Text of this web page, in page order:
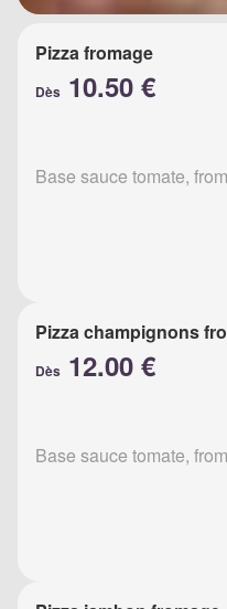
Pizza fromage
Dès 10.50 €
Base sauce tomate,
Pizza champignons
Dès 12.00 €
Base sauce tomate,